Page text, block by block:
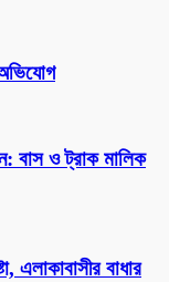
বাস ও ট্রাক মালিক
এলাকাবাসীর বাধার